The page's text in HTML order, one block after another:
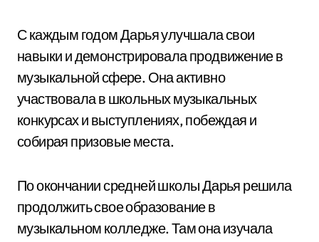
С каждым годом Дарья улучшала свои
навыки и демонстрировала продвижение в
музыкальной сфере. Она активно
участвовала в школьных музыкальных
конкурсах и выступлениях, побеждая и
собирая призовые места.
По окончании средней школы Дарья решила
продолжить свое образование в
музыкальном колледже. Там она изучала